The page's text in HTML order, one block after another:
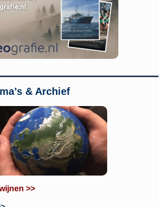
& Archief
>>